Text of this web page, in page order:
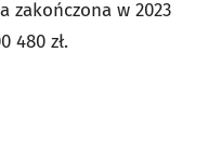
zakończona w 2023
480 zł.